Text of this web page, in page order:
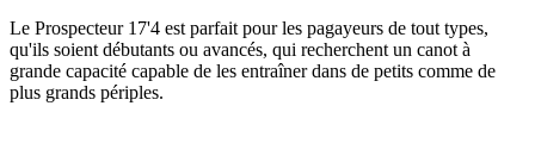
Le Prospecteur 17'4 est parfait pour les pagayeurs de tout types,
qu'ils soient débutants ou avancés, qui recherchent un canot à
grande capacité capable de les entraîner dans de petits comme de
plus grands périples.